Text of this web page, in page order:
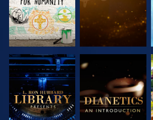
SERIE
ENTDECKEN
SERIE
ENTDECKEN